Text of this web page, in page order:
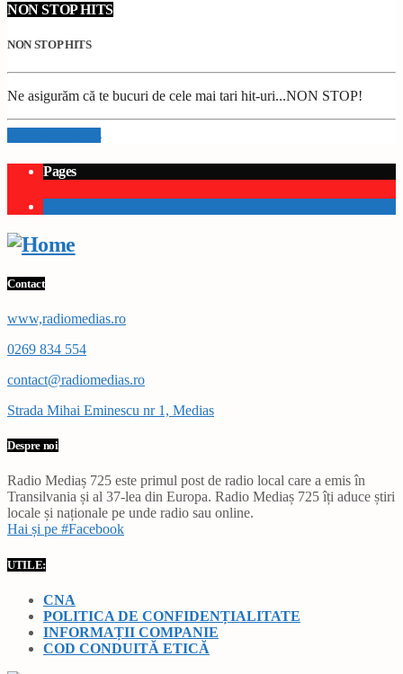
NON STOP HITS
NON STOP HITS
Ne asigurăm că te bucuri de cele mai tari hit-uri...NON STOP!
Info and episodes
Pages
Contact
www,radiomedias.ro
0269 834 554
contact@radiomedias.ro
Strada Mihai Eminescu nr 1, Medias
Despre noi
Radio Mediaș 725 este primul post de radio local care a emis în
Transilvania și al 37-lea din Europa. Radio Mediaș 725 îți aduce știri
locale și naționale pe unde radio sau online.
Hai și pe #Facebook
UTILE:
CNA
POLITICA DE CONFIDENȚIALITATE
INFORMAȚII COMPANIE
COD CONDUITĂ ETICĂ